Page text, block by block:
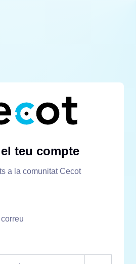
teu compte
a la comunitat Cecot